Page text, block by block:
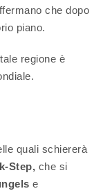
che dopo
piano.
regione è
quali schiererà
Step, che si
e